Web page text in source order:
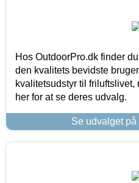
Hos OutdoorPro.dk finder
den kvalitets bevidste
kvalitetsudstyr til
her for at se deres udvalg.
Se udvalget